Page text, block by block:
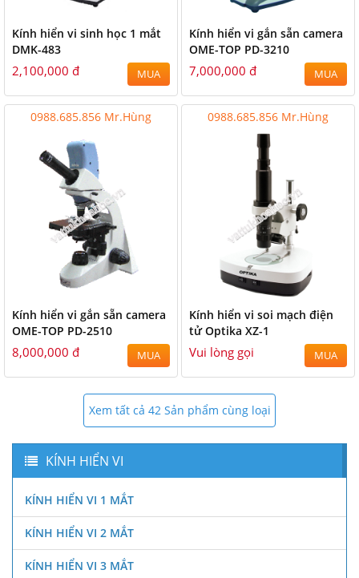
Kính hiển vi sinh học 1 mắt
DMK-483
2,100,000 đ MUA
Kính hiển vi gắn sẵn camera
OME-TOP PD-3210
7,000,000 đ MUA
0988.685.856 Mr.Hùng
Kính hiển vi gắn sẵn camera
OME-TOP PD-2510
8,000,000 đ MUA
0988.685.856 Mr.Hùng
Kính hiển vi soi mạch điện
tử Optika XZ-1
Vui lòng gọi MUA
Xem tất cả 42 Sản phẩm cùng loại
KÍNH HIỂN VI
KÍNH HIỂN VI 1 MẮT
KÍNH HIỂN VI 2 MẮT
KÍNH HIỂN VI 3 MẮT